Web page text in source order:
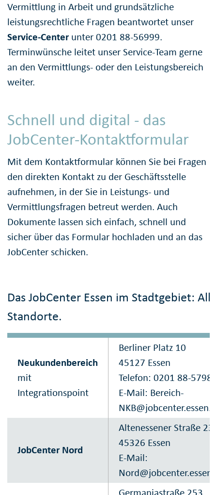
Vermittlung in Arbeit und grundsätzliche
leistungsrechtliche Fragen beantwortet unser
Service-Centerunter 0201 88-56999.
Terminwünsche leitet unser Service-Team gerne
an den Vermittlungs- oder den Leistungsbereich
weiter.
Schnell und digital - das
JobCenter-Kontaktformular
Mit dem Kontaktformular können Sie bei Fragen
den direkten Kontakt zu der Geschäftsstelle
aufnehmen, in der Sie in Leistungs- und
Vermittlungsfragen betreut werden. Auch
Dokumente lassen sich einfach, schnell und
sicher über das Formular hochladen und an das
JobCenter schicken.
Das JobCenter Essen im Stadtgebiet: Alle
Standorte.
Neukundenbereich
mit
Integrationspoint
Berliner Platz 10
45127 Essen
Telefon: 0201 88-57985
E-Mail: Bereich-
JobCenter Nord
Altenessener Straße
45326 Essen
E-Mail: